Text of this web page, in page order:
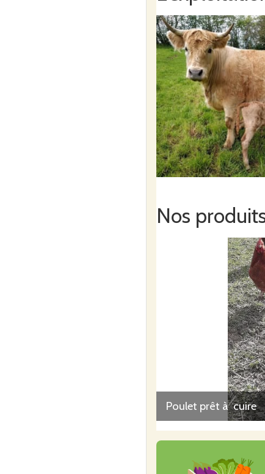
Notre but est d'être le
La transformation ne se
Nous privilégions la
Nos
Poulet prêt à cuire